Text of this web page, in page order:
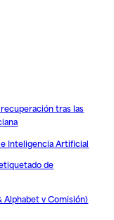
tras las
Inteligencia Artificial
de
Alphabet v Comisión)